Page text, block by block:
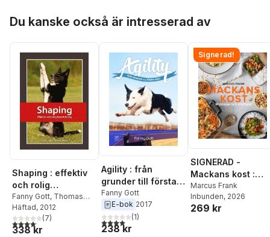
Du kanske också är intresserad av
Shaping : effektiv
och rolig
hundträning
Fanny Gott, Thomas
Stokke
Häftad, 2012
4,1utav 5 stjärnor. Totalt antal röster:
(7)
338 kr
Agility : från
grunder till första
start
Fanny Gott
E-bok 2017
4,0utav 5 stjärnor. Totalt antal röster:
(1)
238 kr
Signerad!
SIGNERAD -
Mackans kost :
Middagar och
matlådor
Marcus Frank
Inbunden, 2026
269 kr